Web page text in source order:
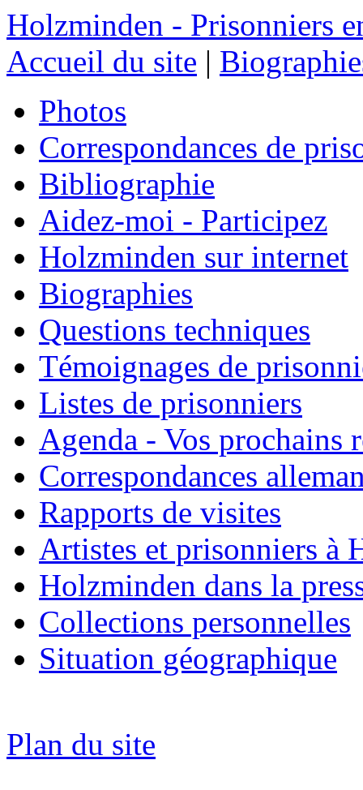
Holzminden - Prisonniers
Accueil du site |
Photos
Correspondances de
Bibliographie
Aidez-moi - Participez
Holzminden sur internet
Biographies
Questions techniques
Témoignages de
Listes de prisonniers
Agenda - Vos prochains
Correspondances
Rapports de visites
Artistes et prisonniers à
Holzminden dans la
Collections personnelles
Situation géographique
Plan du site